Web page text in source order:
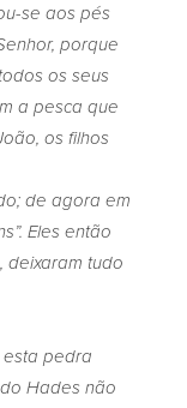
se aos pés
porque
os seus
a pesca que
os filhos
de agora em
Eles então
deixaram tudo
pedra
Hades não